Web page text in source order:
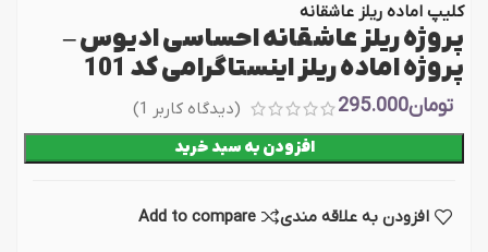
کلیپ اماده ریلز عاشقانه
پروژه ریلز عاشقانه احساسی ادیوس –
پروژه اماده ریلز اینستاگرامی کد 101
تومان295.000 (دیدگاه کاربر 1
)
افزودن به سبد خرید
افزودن به علاقه مندی Add to compare